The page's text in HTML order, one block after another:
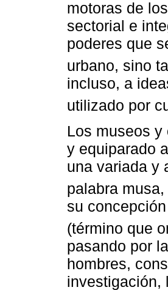
motoras de
sectorial e
poderes que
urbano, sino
incluso, a
utilizado por
Los museos
y equiparado
una variada y
palabra musa,
su
(término que
pasando por
hombres,
investigación,